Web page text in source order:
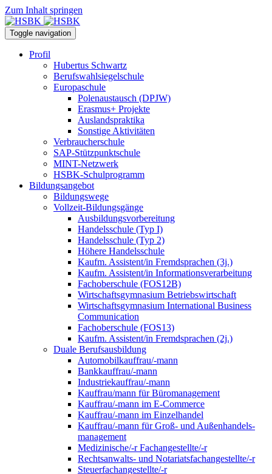
Zum Inhalt springen
Toggle navigation
Profil
Hubertus Schwartz
Berufswahlsiegelschule
Europaschule
Polenaustausch (DPJW)
Erasmus+ Projekte
Auslandspraktika
Sonstige Aktivitäten
Verbraucherschule
SAP-Stützpunktschule
MINT-Netzwerk
HSBK-Schulprogramm
Bildungsangebot
Bildungswege
Vollzeit-Bildungsgänge
Ausbildungsvorbereitung
Handelsschule (Typ I)
Handelsschule (Typ 2)
Höhere Handelsschule
Kaufm. Assistent/in­ Fremdsprachen (3j.)
Kaufm. Assistent/in Informationsverarbeitung
Fachoberschule (FOS12B)
Wirtschaftsgymnasium Betriebswirtschaft
Wirtschaftsgymnasium International Business
Communication
Fachoberschule (FOS13)
Kaufm. Assistent/in Fremdsprachen (2j.)
Duale Berufsausbildung
Automobilkauffrau/-mann
Bankkauffrau/-mann
Industriekauffrau/-mann
Kauffrau/mann für Büromanagement
Kauffrau/-mann im E-Commerce
Kauffrau/-mann im Einzelhandel
Kauffrau/-mann für Groß- und Außen­handels­
manage­ment
Medizinische/-r Fachangestellte/-r
Rechtsanwalts- und Notariatsfachangestellte/-r
Steuerfachangestellte/-r